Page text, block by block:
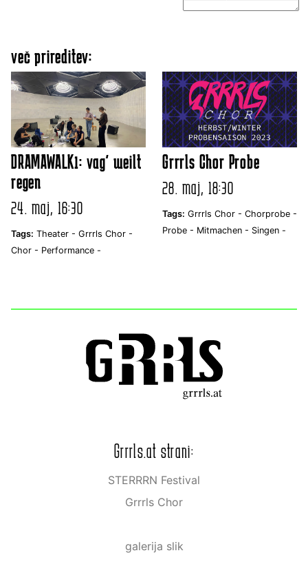
več prireditev:
DRAMAWALK1: vag' weilt
regen
24. maj, 16:30
Tags: Theater - Grrrls Chor -
Chor - Performance -
Grrrls Chor Probe
28. maj, 18:30
Tags: Grrrls Chor - Chorprobe -
Probe - Mitmachen - Singen -
Grrrls.at strani:
STERRRN Festival
Grrrls Chor
galerija slik